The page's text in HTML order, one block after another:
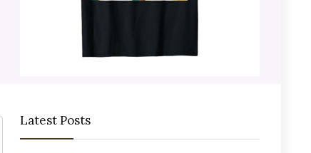
Latest Posts